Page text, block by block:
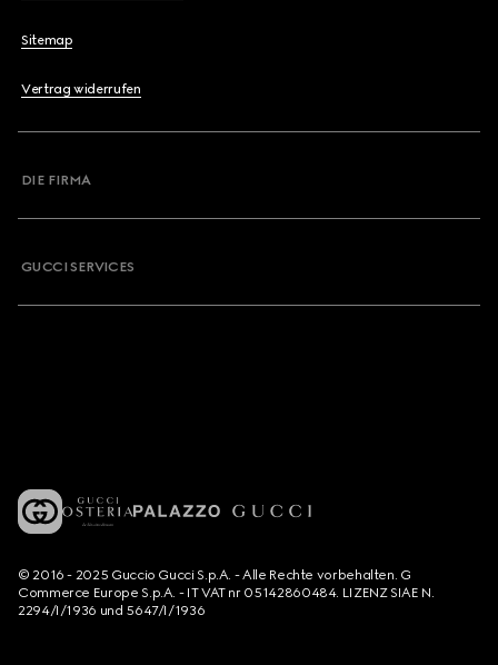
Sitemap
Vertrag widerrufen
DIE FIRMA
GUCCI SERVICES
© 2016 - 2025 Guccio Gucci S.p.A. - Alle Rechte vorbehalten. G
Commerce Europe S.p.A. - IT VAT nr 05142860484. LIZENZ SIAE N.
2294/I/1936 und 5647/I/1936